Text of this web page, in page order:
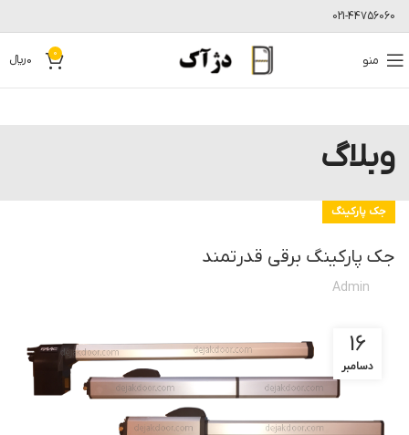
021-44756060
منو 0
0﷼
وبلاگ
جک پارکینگ
جک پارکینگ برقی قدرتمند
Admin
16
دسامبر